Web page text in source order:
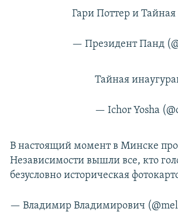
Гари Поттер и
— Президент Панд
Тайная
— Ichor Yosha
В настоящий момент в Минске
Независимости вышли все, кто
безусловно историческая
— Владимир Владимирович